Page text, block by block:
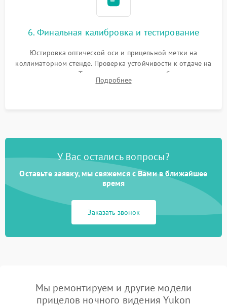
6. Финальная калибровка и тестирование
Юстировка оптической оси и прицельной метки на
коллиматорном стенде. Проверка устойчивости к отдаче на
ударном стенде. Тестирование качества изображения в
темноте, дальности обнаружения и корректной работы всех
Подробнее
У Вас остались вопросы?
Оставьте заявку, мы свяжемся с Вами в ближайшее
время
Заказать звонок
Мы ремонтируем и другие модели
прицелов ночного видения Yukon